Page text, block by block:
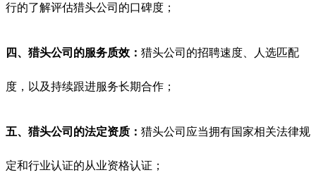
行的了解评估猎头公司的口碑度；
四、猎头公司的服务质效： 猎头公司的招聘速度、人选匹配
度，以及持续跟进服务长期合作；
五、猎头公司的法定资质： 猎头公司应当拥有国家相关法律规
定和行业认证的从业资格认证；